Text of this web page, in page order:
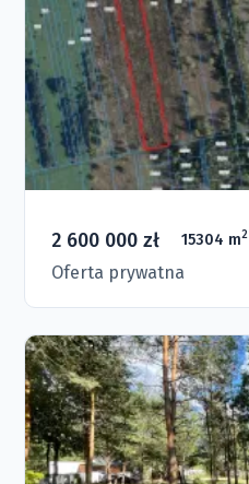
2 600 000 zł 15304 m2
Oferta prywatna